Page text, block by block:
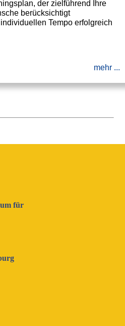
der zielführend Ihre
berücksichtigt
Tempo erfolgreich
mehr ...
für